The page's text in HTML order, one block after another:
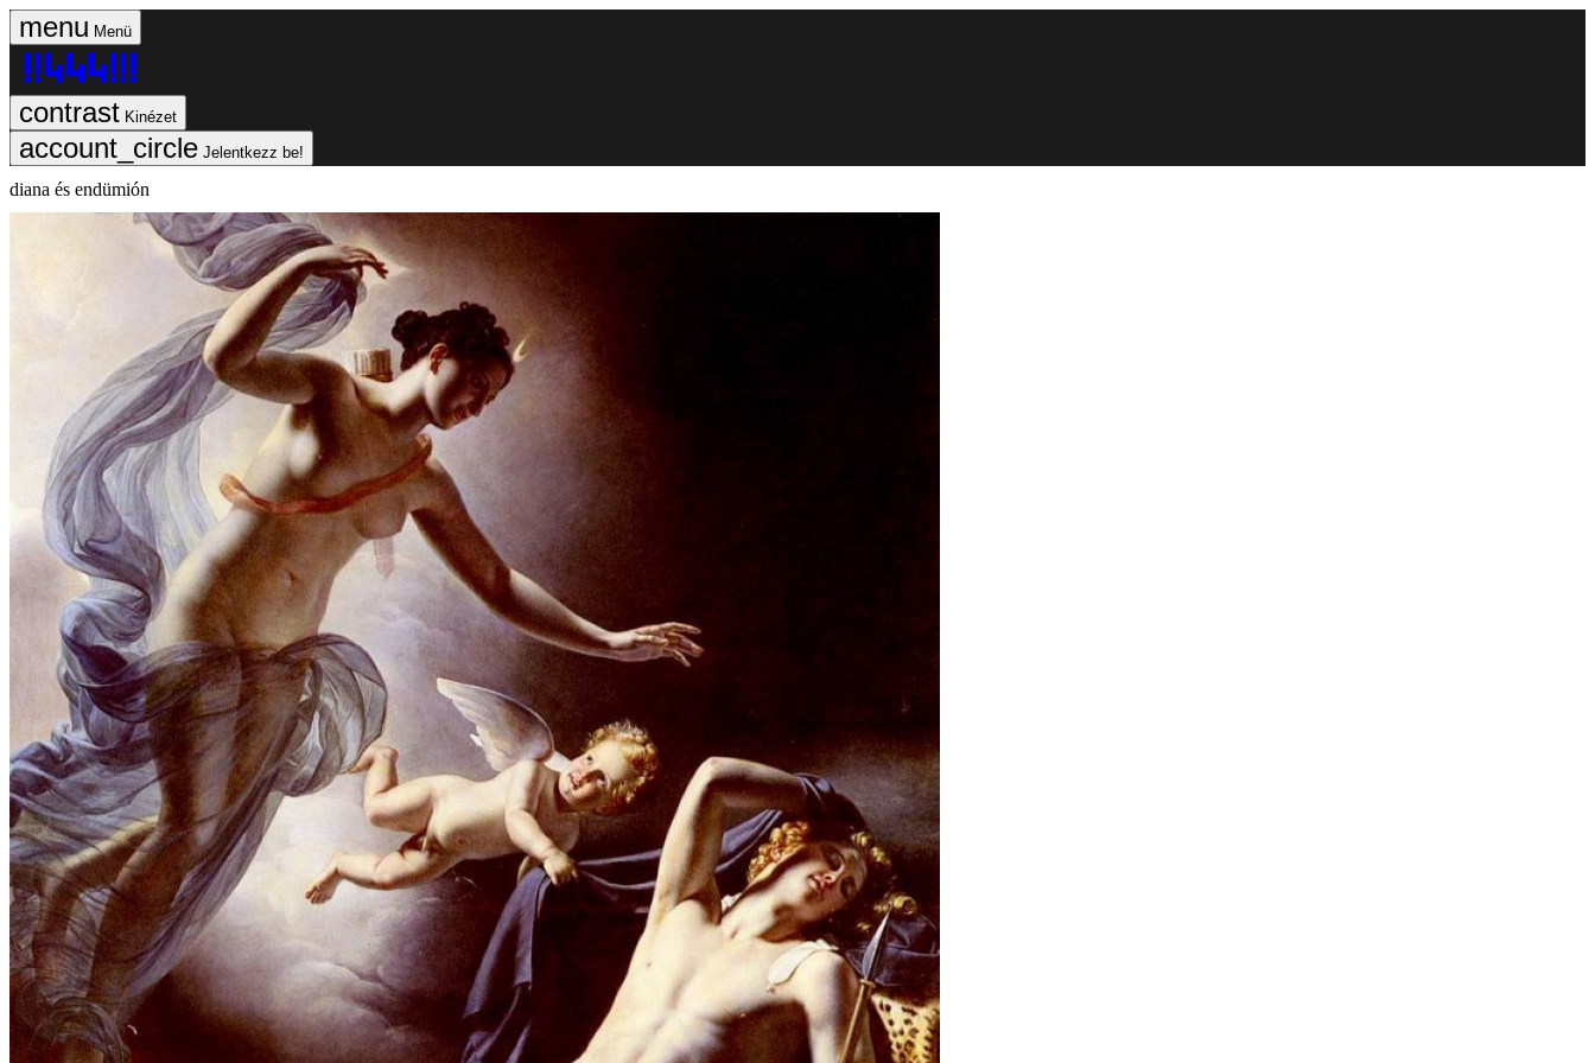
Menü
Kinézet
Jelentkezz be!
diana és endümión